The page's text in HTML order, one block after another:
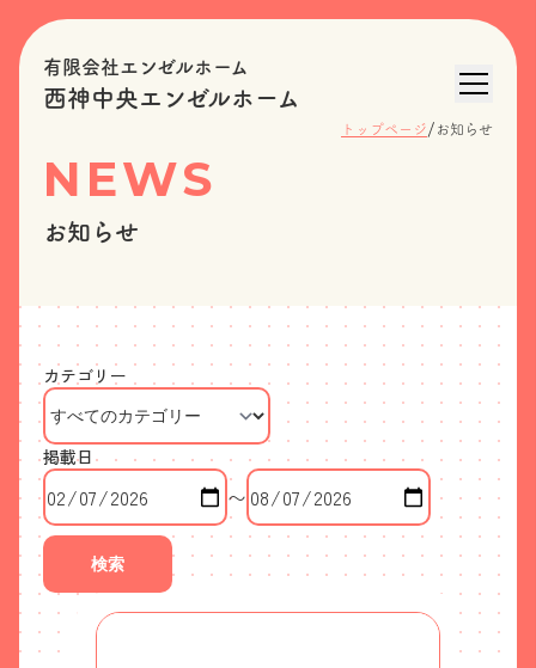
有限会社エンゼルホーム
西神中央エンゼルホーム
トップページ/ お知らせ
NEWS
お知らせ
カテゴリー
掲載日
〜
検索